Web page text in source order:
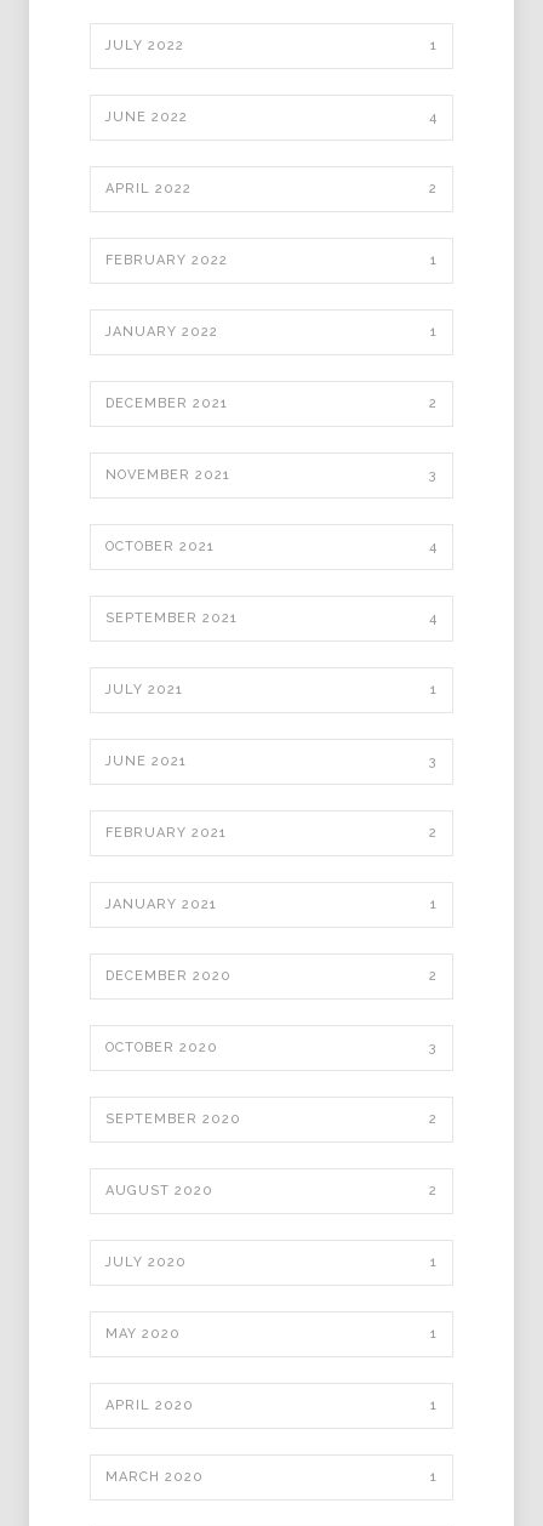
JULY 2022 1
JUNE 2022 4
APRIL 2022 2
FEBRUARY 2022 1
JANUARY 2022 1
DECEMBER 2021 2
NOVEMBER 2021 3
OCTOBER 2021 4
SEPTEMBER 2021 4
JULY 2021 1
JUNE 2021 3
FEBRUARY 2021 2
JANUARY 2021 1
DECEMBER 2020 2
OCTOBER 2020 3
SEPTEMBER 2020 2
AUGUST 2020 2
JULY 2020 1
MAY 2020 1
APRIL 2020 1
MARCH 2020 1